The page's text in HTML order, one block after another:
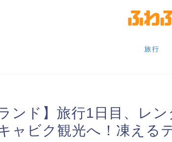
旅行
ンド】旅行1日目、レ
ャビク観光へ！凍える